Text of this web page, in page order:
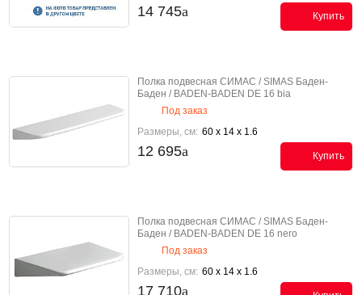
14 745 Купить
Полка подвесная СИМАС / SIMAS Баден-
Баден / BADEN-BADEN DE 16 bia
Под заказ
Размеры, см: 60 x 14 x 1.6
12 695 Купить
Полка подвесная СИМАС / SIMAS Баден-
Баден / BADEN-BADEN DE 16 nero
Под заказ
Размеры, см: 60 x 14 x 1.6
17 710